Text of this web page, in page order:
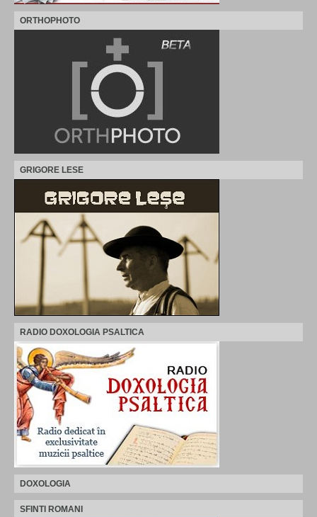
ORTHOPHOTO
GRIGORE LESE
RADIO DOXOLOGIA PSALTICA
DOXOLOGIA
SFINTI ROMANI